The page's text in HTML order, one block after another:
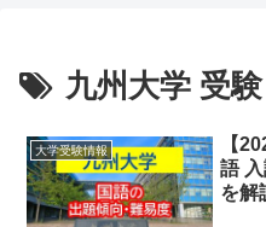
九州大学 受
大学受験情報
【
語
を解